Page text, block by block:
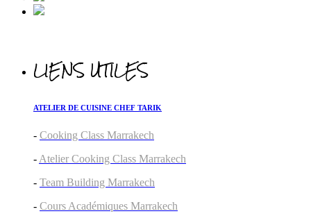
LIENS UTILES
ATELIER DE CUISINE CHEF TARIK
- Cooking Class Marrakech
- Atelier Cooking Class Marrakech
- Team Building Marrakech
- Cours Académiques Marrakech